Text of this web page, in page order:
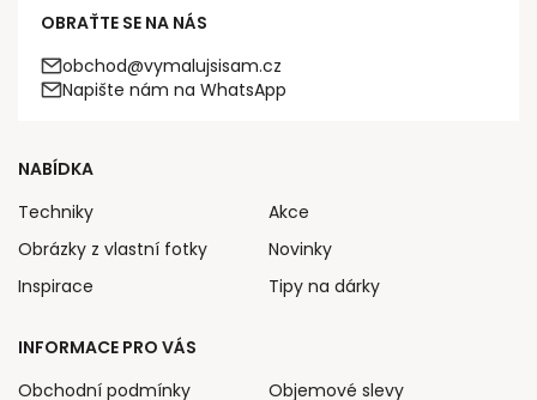
OBRAŤTE SE NA NÁS
obchod@vymalujsisam.cz
Napište nám na WhatsApp
NABÍDKA
Techniky
Obrázky z vlastní fotky
Inspirace
Akce
Novinky
Tipy na dárky
INFORMACE PRO VÁS
Obchodní podmínky
Objemové slevy